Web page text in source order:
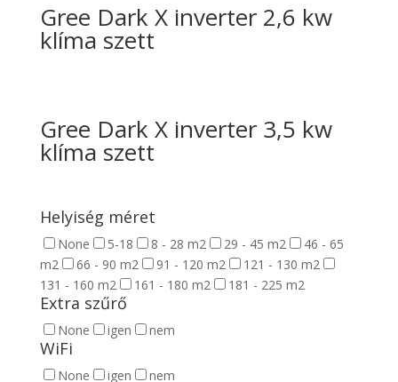
Gree Dark X inverter 2,6 kw
klíma szett
Gree Dark X inverter 3,5 kw
klíma szett
Helyiség méret
None 5-18 8 - 28 m2 29 - 45 m2
46 - 65
m2
66 - 90 m2 91 - 120 m2
121 - 130 m2
131 - 160 m2
161 - 180 m2 181 - 225 m2
Extra szűrő
None igen nem
WiFi
None igen nem